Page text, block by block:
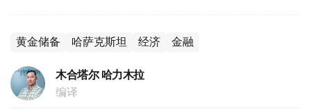
黄金储备 哈萨克斯坦 经济 金融
木合塔尔 哈力木拉
编译